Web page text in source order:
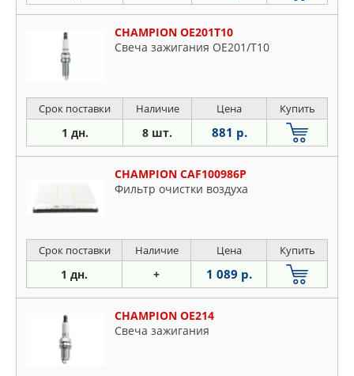
CHAMPION OE201T10
Свеча зажигания OE201/T10
Срок поставки Наличие Цена Купить
1 дн. 8 шт. 881 р.
CHAMPION CAF100986P
Фильтр очистки воздуха
Срок поставки Наличие Цена Купить
1 дн. + 1 089 р.
CHAMPION OE214
Свеча зажигания